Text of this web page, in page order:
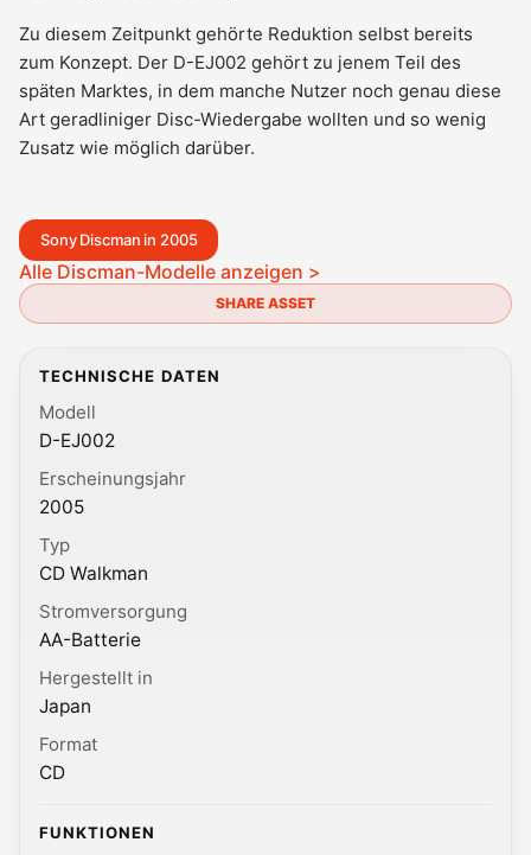
Zu diesem Zeitpunkt gehörte Reduktion selbst bereits
zum Konzept. Der D-EJ002 gehört zu jenem Teil des
späten Marktes, in dem manche Nutzer noch genau diese
Art geradliniger Disc-Wiedergabe wollten und so wenig
Zusatz wie möglich darüber.
Sony Discman in 2005
Alle Discman-Modelle anzeigen >
SHARE ASSET
TECHNISCHE DATEN
Modell
D-EJ002
Erscheinungsjahr
2005
Typ
CD Walkman
Stromversorgung
AA-Batterie
Hergestellt in
Japan
Format
CD
FUNKTIONEN